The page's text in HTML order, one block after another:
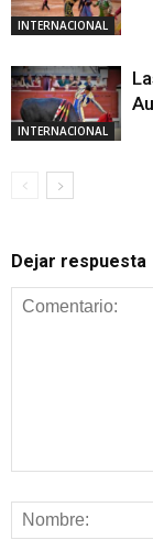
INTERNACIONAL
INTERNACIONAL
Dejar respuesta